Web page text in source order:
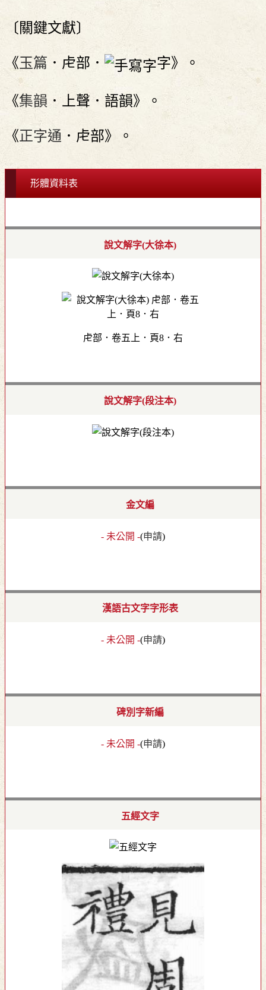
〔關鍵文獻〕
《玉篇 ．虍部． 字》。
《集韻 ．上聲．語韻》。
《正字通 ．虍部》。
形體資料表
說文解字(大徐本)
虍部．卷五上．頁8．右
說文解字(段注本)
金文編
- 未公開 -(申請)
漢語古文字字形表
- 未公開 -(申請)
碑別字新編
- 未公開 -(申請)
五經文字